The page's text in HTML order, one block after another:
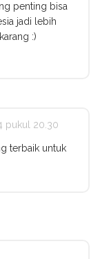
penting bisa
jadi lebih
:)
pukul 20.30
terbaik untuk